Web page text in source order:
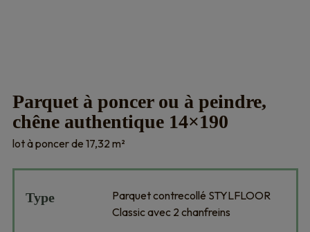
Parquet à poncer ou à peindre,
chêne authentique 14×190
lot à poncer de 17,32 m²
Type
Parquet contrecollé STYLFLOOR
Classic avec 2 chanfreins